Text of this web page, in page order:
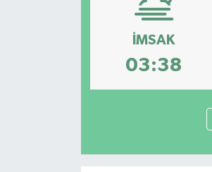
İMSAK
03:38
KÜLTÜR - SANAT